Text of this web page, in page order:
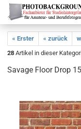
« Erster « zurück
28 Artikel in dieser
Savage Floor Drop